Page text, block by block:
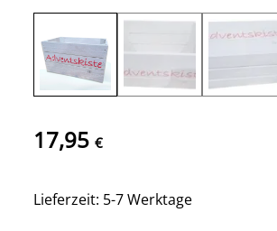
17,95 €
Lieferzeit: 5-7 Werktage